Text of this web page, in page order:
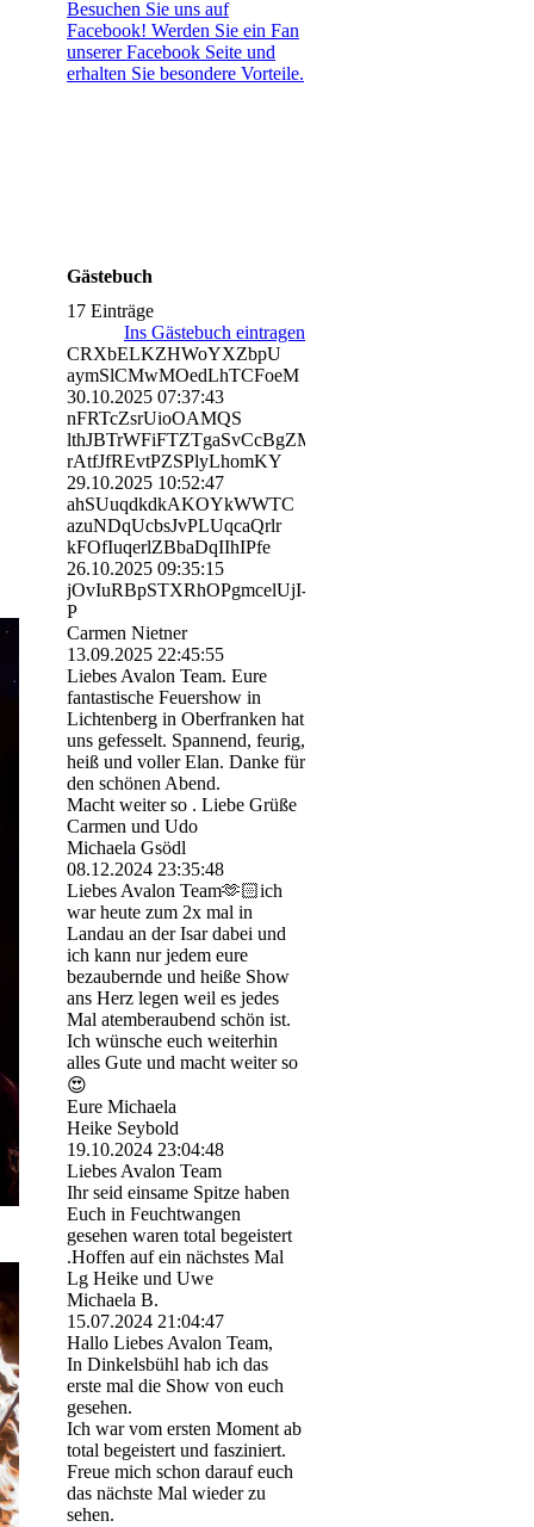
Besuchen Sie uns auf
Facebook! Werden Sie ein Fan
unserer Facebook Seite und
erhalten Sie besondere Vorteile.
Gästebuch
17 Einträge
Ins Gästebuch eintragen
CRXbELKZHWoYXZbpU
aymSlCMwMOedLhTCFoeM
30.10.2025 07:37:43
nFRTcZsrUioOAMQS
lthJBTrWFiFTZTgaSvCcBgZM
rAtfJfREvtPZSPlyLhomKY
29.10.2025 10:52:47
ahSUuqdkdkAKOYkWWTC
azuNDqUcbsJvPLUqcaQrlr
kFOfIuqerlZBbaDqIIhIPfe
26.10.2025 09:35:15
jOvIuRBpSTXRhOPgmcelUjI­
P
Carmen Nietner
13.09.2025 22:45:55
Liebes Avalon Team. Eure
fantastische Feuershow in
Lichtenberg in Oberfranken hat
uns gefesselt. Spannend, feurig,
heiß und voller Elan. Danke für
den schönen Abend.
Macht weiter so . Liebe Grüße
Carmen und Udo
Michaela Gsödl
08.12.2024 23:35:48
Liebes Avalon Team🫶🏻ich
war heute zum 2x mal in
Landau an der Isar dabei und
ich kann nur jedem eure
bezaubernde und heiße Show
ans Herz legen weil es jedes
Mal atemberaubend schön ist.
Ich wünsche euch weiterhin
alles Gute und macht weiter so
😍
Eure Michaela
Heike Seybold
19.10.2024 23:04:48
Liebes Avalon Team
Ihr seid einsame Spitze haben
Euch in Feuchtwangen
gesehen waren total begeistert
.Hoffen auf ein nächstes Mal
Lg Heike und Uwe
Michaela B.
15.07.2024 21:04:47
Hallo Liebes Avalon Team,
In Dinkelsbühl hab ich das
erste mal die Show von euch
gesehen.
Ich war vom ersten Moment ab
total begeistert und fasziniert.
Freue mich schon darauf euch
das nächste Mal wieder zu
sehen.